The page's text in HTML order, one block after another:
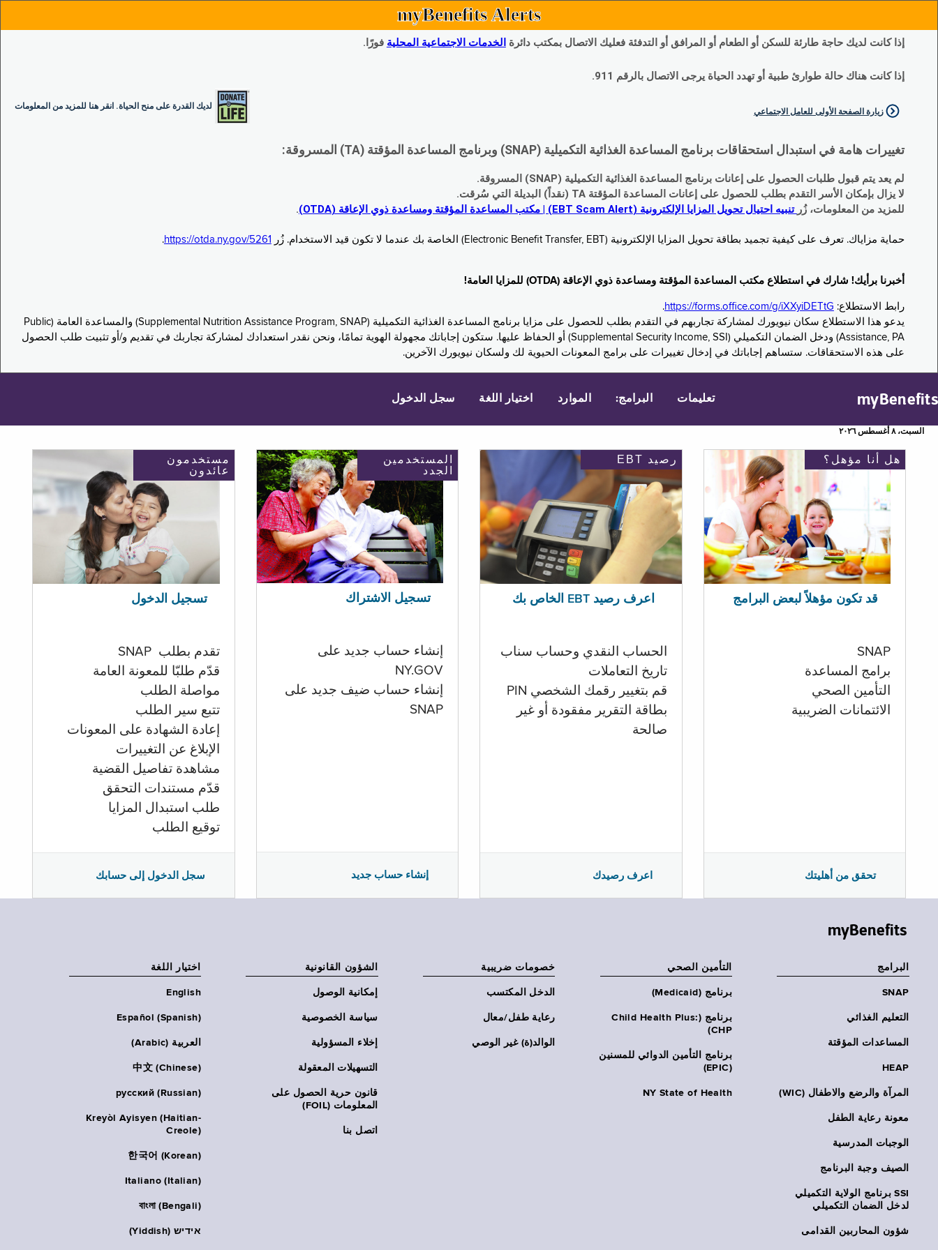
myBenefits Alerts
إذا كانت لديك حاجة طارئة للسكن أو الطعام أو المرافق أو التدفئة فعليك الاتصال بمكتب دائرة الخدمات الاجتماعية المحلية فورًا.
إذا كانت هناك حالة طوارئ طبية أو تهدد الحياة يرجى الاتصال بالرقم 911.
لديك القدرة على منح الحياة. انقر هنا للمزيد من المعلومات
زيارة الصفحة الأولى للعامل الاجتماعي
تغييرات هامة في استبدال استحقاقات برنامج المساعدة الغذائية التكميلية (SNAP) وبرنامج المساعدة المؤقتة (TA) المسروقة:
لم يعد يتم قبول طلبات الحصول على إعانات برنامج المساعدة الغذائية التكميلية (SNAP) المسروقة.
لا يزال بإمكان الأسر التقدم بطلب للحصول على إعانات المساعدة المؤقتة TA (نقداً) البديلة التي سُرقت.
للمزيد من المعلومات، زُر تنبيه احتيال تحويل المزايا الإلكترونية (EBT Scam Alert) | مكتب المساعدة المؤقتة ومساعدة ذوي الإعاقة (OTDA) .
حماية مزاياك. تعرف على كيفية تجميد بطاقة تحويل المزايا الإلكترونية (Electronic Benefit Transfer, EBT) الخاصة بك عندما لا تكون قيد الاستخدام. زُر https://otda.ny.gov/5261
.
أخبرنا برأيك! شارك في استطلاع مكتب المساعدة المؤقتة ومساعدة ذوي الإعاقة (OTDA) للمزايا العامة!
رابط الاستطلاع: https://forms.office.com/g/iXXyiDETtG
.
يدعو هذا الاستطلاع سكان نيويورك لمشاركة تجاربهم في التقدم بطلب للحصول على مزايا برنامج المساعدة الغذائية التكميلية (Supplemental Nutrition Assistance Program, SNAP) والمساعدة العامة (Public
Assistance, PA) ودخل الضمان التكميلي (Supplemental Security Income, SSI) أو الحفاظ عليها. ستكون إجاباتك مجهولة الهوية تمامًا، ونحن نقدر استعدادك لمشاركة تجاربك في تقديم و/أو تثبيت طلب الحصول
على هذه الاستحقاقات. ستساهم إجاباتك في إدخال تغييرات على برامج المعونات الحيوية لك ولسكان نيويورك الآخرين.
myBenefits تعليمات البرامج: الموارد اختيار اللغة سجل الدخول
السبت، ٨ أغسطس ٢٠٢٦
مستخدمون
عائدون
تسجيل الدخول
تقدم بطلب SNAP
قدّم طلبّا للمعونة العامة
مواصلة الطلب
تتبع سير الطلب
إعادة الشهادة على المعونات
الإبلاغ عن التغييرات
مشاهدة تفاصيل القضية
قدّم مستندات التحقق
طلب استبدال المزايا
توقيع الطلب
سجل الدخول إلى حسابك
المستخدمين
الجدد
تسجيل الاشتراك
إنشاء حساب جديد على
NY.GOV
إنشاء حساب ضيف جديد على
SNAP
إنشاء حساب جديد
رصيد EBT
اعرف رصيد EBT الخاص بك
الحساب النقدي وحساب سناب
تاريخ التعاملات
قم بتغيير رقمك الشخصي PIN
بطاقة التقرير مفقودة أو غير
صالحة
اعرف رصيدك
هل أنا مؤهل؟
قد تكون مؤهلاً لبعض البرامج
SNAP
برامج المساعدة
التأمين الصحي
الائتمانات الضريبية
تحقق من أهليتك
myBenefits
البرامج
SNAP
التعليم الغذائي
المساعدات المؤقتة
HEAP
المرآة والرضع والاطفال (WIC)
معونة رعاية الطفل
الوجبات المدرسية
الصيف وجبة البرنامج
SSI برنامج الولاية التكميلي
لدخل الضمان التكميلي
شؤون المحاربين القدامى
التأمين الصحي
برنامج (Medicaid)
برنامج (Child Health Plus:
CHP)
برنامج التأمين الدوائي للمسنين
(EPIC)
NY State of Health
خصومات ضريبية
الدخل المكتسب
رعاية طفل/معال
الوالد(ة) غير الوصي
الشؤون القانونية
إمكانية الوصول
سياسة الخصوصية
إخلاء المسؤولية
التسهيلات المعقولة
قانون حرية الحصول على
المعلومات (FOIL)
اتصل بنا
اختيار اللغة
English
Español (Spanish)
العربية (Arabic)
中文 (Chinese)
русский (Russian)
Kreyòl Ayisyen (Haitian-
Creole)
한국어 (Korean)
Italiano (Italian)
বাংলা (Bengali)
אידיש (Yiddish)